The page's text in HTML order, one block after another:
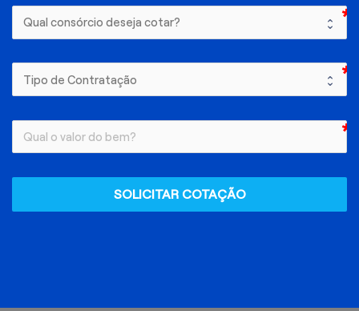
SOLICITAR COTAÇÃO